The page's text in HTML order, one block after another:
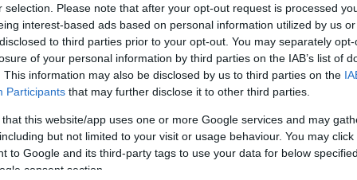
selection. Please note that after your opt-out request is processed
interest-based ads based on personal information utilized by us
to third parties prior to your opt-out. You may separately
of your personal information by third parties on the IAB’s list of
This information may also be disclosed by us to third parties on the
Participants that may further disclose it to other third parties.
that this website/app uses one or more Google services and may
but not limited to your visit or usage behaviour. You may
to Google and its third-party tags to use your data for below
consent section.
risultato, che conferma la nostra
dell’Acquirente Unico nel processo di
anche in questo caso per
di elevata qualità, con un’ampia gamma di
nel loro business – ha dichiaratoAndrea
di A2A Energia –. Un traguardo che
a livello nazionale nella vendita di
e per tutte le tipologie di clienti, in linea con